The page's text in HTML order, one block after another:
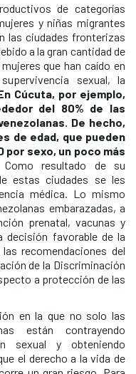
de categorías
y niñas migrantes
las ciudades fronterizas
a la gran cantidad de
que han caído en
sexual, la
Cúcuta, por ejemplo,
del 80% de las
De hecho,
de edad, que pueden
por sexo, un poco más
Como resultado de su
estas ciudades se les
médica. Lo mismo
embarazadas, a
prenatal, vacunas y
decisión favorable de la
recomendaciones del
de la Discriminación
a protección de las
en la que no solo las
están contrayendo
sexual y obteniendo
el derecho a la vida de